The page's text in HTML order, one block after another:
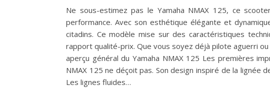
Ne sous-estimez pas le Yamaha NMAX 125, ce
performance. Avec son esthétique élégante et
citadins. Ce modèle mise sur des caractéristiques
rapport qualité-prix. Que vous soyez déjà pilote aguerri
aperçu général du Yamaha NMAX 125 Les premières
NMAX 125 ne déçoit pas. Son design inspiré de la
Les lignes fluides…